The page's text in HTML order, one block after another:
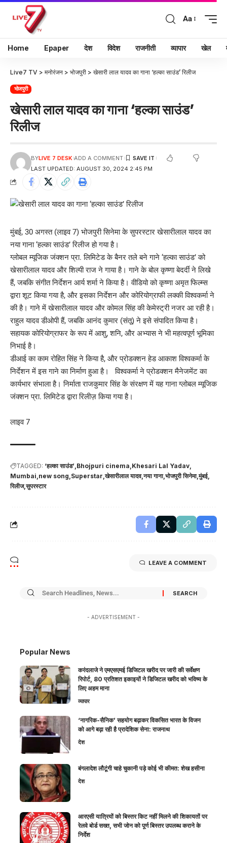
Aa
Home Epaper देश विदेश राजनीती व्यापार खेल
Live7 TV > मनोरंजन > भोजपुरी > खेसारी लाल यादव का गाना ‘हल्का साउंड’ रिलीज
भोजपुरी
खेसारी लाल यादव का गाना ‘हल्का साउंड’
रिलीज
LAST UPDATED: AUGUST 30, 2024 2:45 PM
BYLIVE 7 DESK ADD A COMMENT
मुंबई, 30 अगस्त (लाइव 7) भोजपुरी सिनेमा के सुपरस्टार खेसारीलाल यादव का
नया गाना ‘हल्का साउंड’ रिलीज हो गया है।
ग्लोबल म्यूजिक जंक्शन प्रा. लिमिटेड के बैनर तले बने गाने ‘हल्का साउंड’ को
खेसारीलाल यादव और शिल्पी राज ने गाया है। गाने के बोल कृष्णा बेदर्दी ने लिखे
हैं, जबकि संगीत निर्देशन आर्य शर्मा ने किया है। वीडियो को कृष्णा अमृत फिल्म्स
द्वारा शूट किया गया है, और इसका निर्देशन और कोरियोग्राफी लक्की विश्वकर्मा ने
की है। गाने में खेसारीलाल यादव और कोमल सिंह की केमेस्ट्री नजर आ रही है।
राहुल यादव डीओपी हैं, जबकि आनंद कुमार (संतू) ने इसे संपादित किया है।
सहायक कोरियोग्राफर के रूप में आशु, शनि, और अभ्यास ने भी महत्वपूर्ण भूमिका
निभाई है।
डीआई का काम रोहित सिंह ने किया है, और प्रोडक्शन हेड आकाश विश्वकर्मा के
निर्देशन में इस गाने का निर्माण हुआ है। विश्वकर्मा ने प्रोडक्शन मैनेजमेंट का
कार्यभार संभाला है। निर्माता राजकुमार सिंह के संरक्षण में यह गाना ग्लोबल म्यूजिक
जंक्शन प्रा. लिमिटेड द्वारा रिलीज़ किया गया है।
लाइव 7
TAGGED: ‘हल्का साउंड’ Bhojpuri cinema Khesari Lal Yadav
Mumbai new song Superstar खेसारीलाल यादव नया गाना भोजपुरी सिनेमा मुंबई
रिलीज सुपरस्टार
LEAVE A COMMENT
- ADVERTISEMENT -
Popular News
करंदलाजे ने एमएसएमई डिजिटल खरीद पर जारी की सर्वेक्षण
रिपोर्ट, 80 प्रतिशत इकाइयों ने डिजिटल खरीद को भविष्य के
लिए अहम माना
व्यापार
‘नागरिक-सैनिक’ सहयोग बढ़ाकर विकसित भारत के विजन
को आगे बढ़ा रही है प्रादेशिक सेना: राजनाथ
देश
बंगलादेश लौटूंगी चाहे चुकानी पड़े कोई भी कीमत: शेख हसीना
देश
आरएसी यात्रियों को बिस्तर किट नहीं मिलने की शिकायतों पर
रेलवे बोर्ड सख्त, सभी जोन को पूर्ण बिस्तर उपलब्ध कराने के
निर्देश